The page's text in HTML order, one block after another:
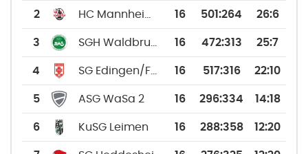
2 16 501:264 26:6
3 16 472:313 25:7
4 16 517:316 22:10
5 ASG WaSa 2 16 296:334 14:18
6 KuSG Leimen 16 288:358 12:20